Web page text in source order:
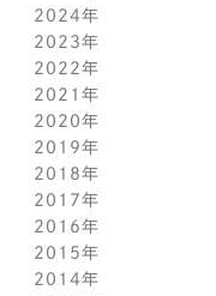
6月(1)
5月(1)
4月(1)
3月(1)
2月(1)
1月(1)
12月(1)
11月(1)
10月(1)
9月(1)
8月(1)
7月(1)
6月(1)
5月(1)
4月(1)
3月(1)
2月(1)
2024年
11月(1)
10月(1)
9月(1)
8月(1)
7月(1)
6月(1)
5月(1)
4月(1)
3月(1)
2月(1)
2023年
11月(1)
10月(1)
9月(1)
8月(1)
7月(1)
6月(1)
5月(1)
4月(1)
3月(1)
2022年
11月(1)
10月(1)
9月(1)
8月(1)
7月(1)
6月(1)
5月(1)
4月(1)
2021年
11月(1)
10月(1)
9月(1)
8月(1)
7月(1)
6月(1)
5月(1)
2020年
11月(2)
9月(2)
7月(1)
6月(2)
5月(2)
4月(3)
2019年
12月(2)
10月(1)
9月(2)
7月(1)
6月(2)
2018年
12月(1)
11月(1)
10月(1)
9月(2)
2017年
12月(1)
11月(1)
10月(1)
2016年
12月(1)
11月(1)
2015年
12月(1)
2014年